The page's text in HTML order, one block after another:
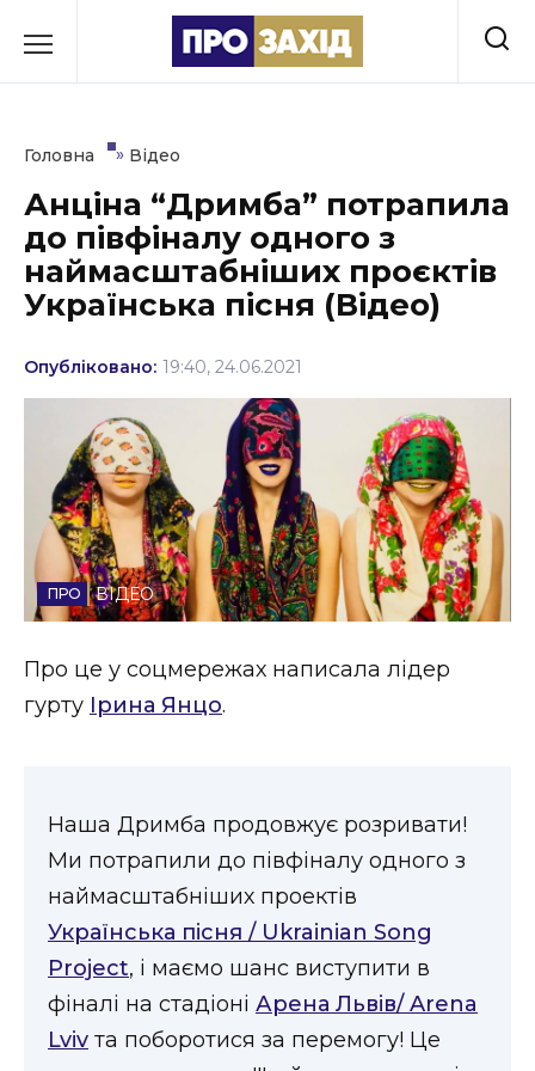
до
Культура
Освіта
Політика
Соціум
Спорт
Стиль життя
Втрачений Ужгород
Втрачений Ужгород (відеоверсія)
НОВИНИ ЗАХІДНОЇ УКРАЇНИ
ФОТО
Головна » Відео
Анціна “Дримба” потрапила
до півфіналу одного з
наймасштабніших проєктів
Українська пісня (Відео)
Опубліковано: 19:40, 24.06.2021
ВІДЕО
Про це у соцмережах написала лідер
гурту Ірина Янцо.
Наша Дримба продовжує розривати!
Ми потрапили до півфіналу одного з
наймасштабніших проектів
Українська пісня / Ukrainian Song
Project, і маємо шанс виступити в
фіналі на стадіоні Арена Львів/ Arena
Lviv та поборотися за перемогу! Це